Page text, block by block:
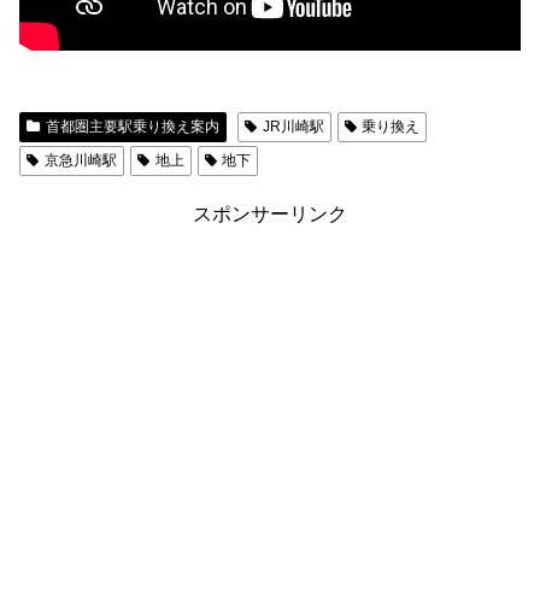
首都圏主要駅乗り換え案内 JR川崎駅
乗り換え
京急川崎駅
地上 地下
スポンサーリンク